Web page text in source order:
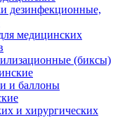
дезинфекционные,
медицинских
(биксы)
и баллоны
и хирургических